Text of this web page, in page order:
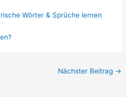
Wörter & Sprüche lernen
Nächster Beitrag →